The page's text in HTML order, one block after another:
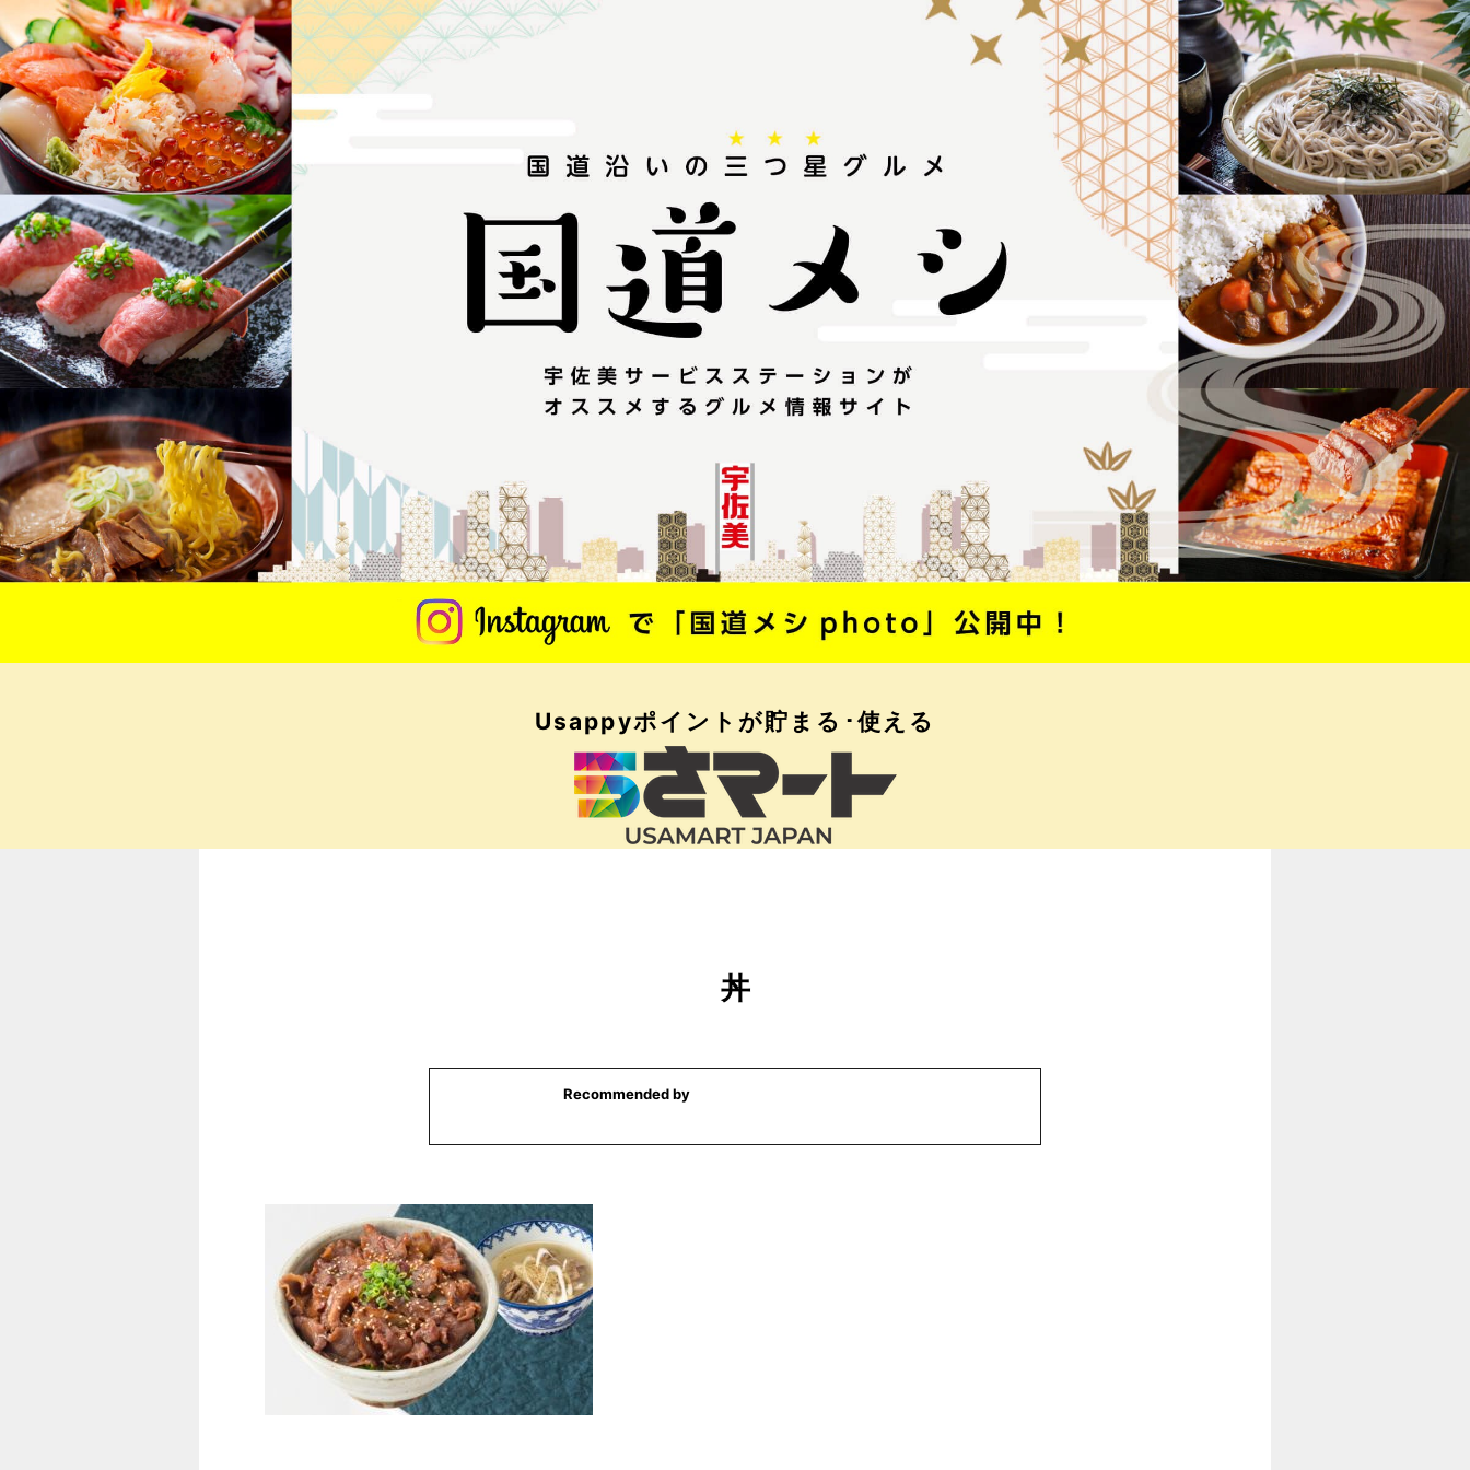
Usappyポイントが貯まる･使える
丼
Recommended by